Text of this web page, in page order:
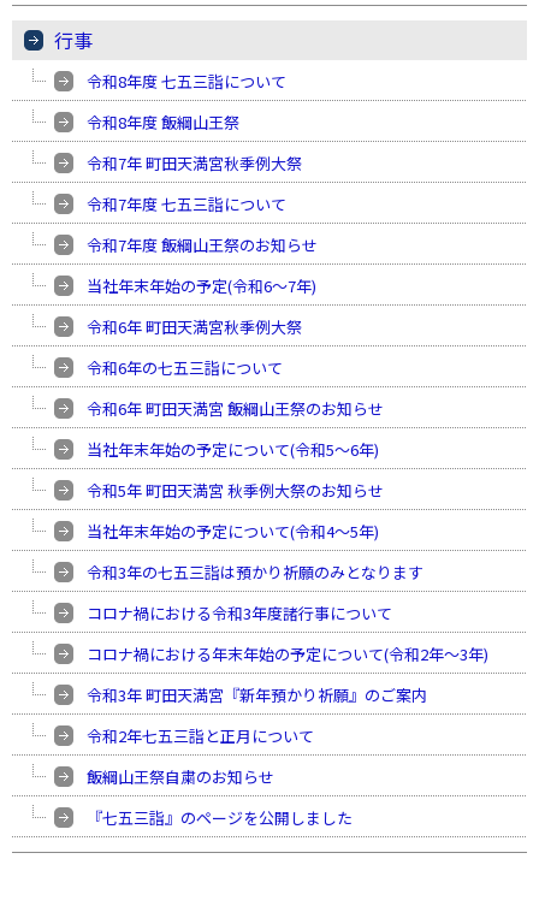
行事
令和8年度 七五三詣について
令和8年度 飯綱山王祭
令和7年 町田天満宮秋季例大祭
令和7年度 七五三詣について
令和7年度 飯綱山王祭のお知らせ
当社年末年始の予定(令和6〜7年)
令和6年 町田天満宮秋季例大祭
令和6年の七五三詣について
令和6年 町田天満宮 飯綱山王祭のお知らせ
当社年末年始の予定について(令和5〜6年)
令和5年 町田天満宮 秋季例大祭のお知らせ
当社年末年始の予定について(令和4〜5年)
令和3年の七五三詣は預かり祈願のみとなります
コロナ禍における令和3年度諸行事について
コロナ禍における年末年始の予定について(令和2年〜3年)
令和3年 町田天満宮『新年預かり祈願』のご案内
令和2年七五三詣と正月について
飯綱山王祭自粛のお知らせ
『七五三詣』のページを公開しました